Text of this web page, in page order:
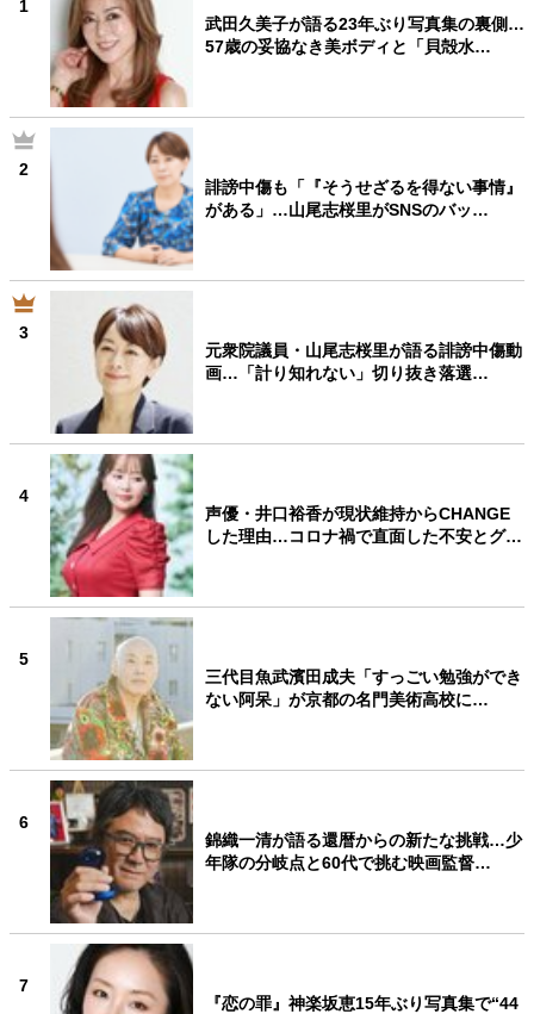
1
武田久美子が語る23年ぶり写真集の裏側…
57歳の妥協なき美ボディと「貝殻水…
2
誹謗中傷も「『そうせざるを得ない事情』
がある」…山尾志桜里がSNSのバッ…
3
元衆院議員・山尾志桜里が語る誹謗中傷動
画…「計り知れない」切り抜き落選…
4
声優・井口裕香が現状維持からCHANGE
した理由…コロナ禍で直面した不安とグ…
5
三代目魚武濱田成夫「すっごい勉強ができ
ない阿呆」が京都の名門美術高校に…
6
錦織一清が語る還暦からの新たな挑戦…少
年隊の分岐点と60代で挑む映画監督…
7
『恋の罪』神楽坂恵15年ぶり写真集で“44